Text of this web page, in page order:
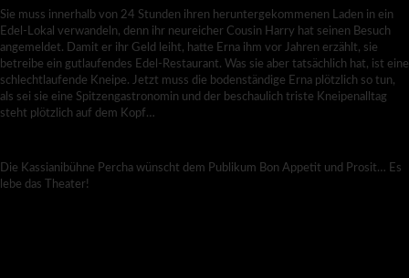
Sie muss innerhalb von 24 Stunden ihren heruntergekommenen Laden in ein
Edel-Lokal verwandeln, denn ihr neureicher Cousin Harry hat seinen Besuch
angemeldet. Damit er ihr Geld leiht, hatte Erna ihm vor Jahren erzählt, sie
betreibe ein gutlaufendes Edel-Restaurant. Was sie aber tatsächlich hat, ist eine
schlechtlaufende Kneipe. Jetzt muss die bodenständige Erna plötzlich so tun,
als sei sie eine Spitzengastronomin und der beschaulich triste Kneipenalltag
steht plötzlich auf dem Kopf…
Die Kassianibühne Percha wünscht dem Publikum Bon Appetit und Prosit… Es
lebe das Theater!